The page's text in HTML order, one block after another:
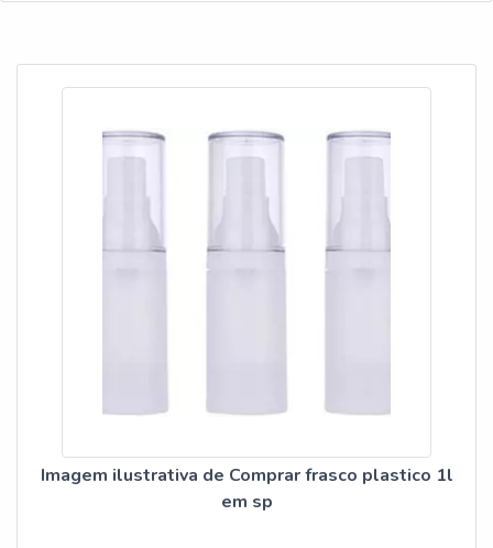
Imagem ilustrativa de Comprar frasco plastico 1l
em sp